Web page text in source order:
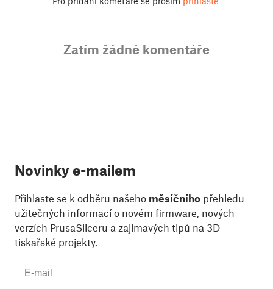
Zatím žádné komentáře
Novinky e-mailem
Přihlaste se k odběru našeho měsíčního přehledu
užitečných informací o novém firmware, nových
verzích PrusaSliceru a zajímavých tipů na 3D
tiskařské projekty.